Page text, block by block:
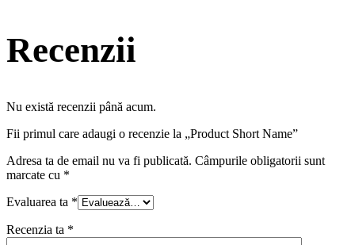
Recenzii
Nu există recenzii până acum.
Fii primul care adaugi o recenzie la „Product Short Name”
Adresa ta de email nu va fi publicată. Câmpurile obligatorii sunt
marcate cu *
Evaluarea ta *
Recenzia ta *